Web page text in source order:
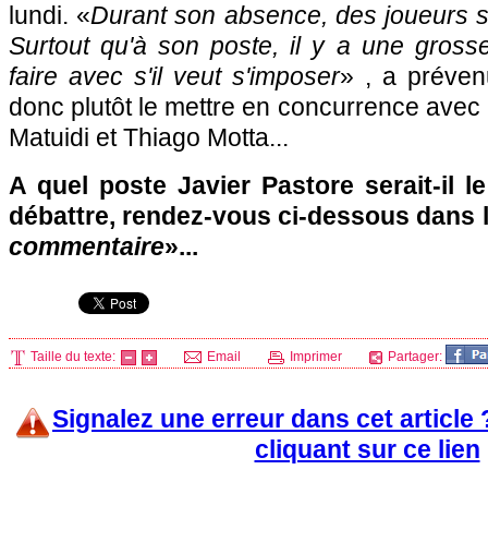
lundi. «Durant son absence, des joueurs
Surtout qu'à son poste, il y a une
faire avec s'il veut s'imposer» , a
donc plutôt le mettre en concurrence
Matuidi et Thiago Motta...
A quel poste Javier Pastore serait-il
débattre, rendez-vous ci-dessous dans
commentaire»...
Taille du texte: Email Imprimer Partager:
Signalez une erreur dans cet article
cliquant sur ce lien